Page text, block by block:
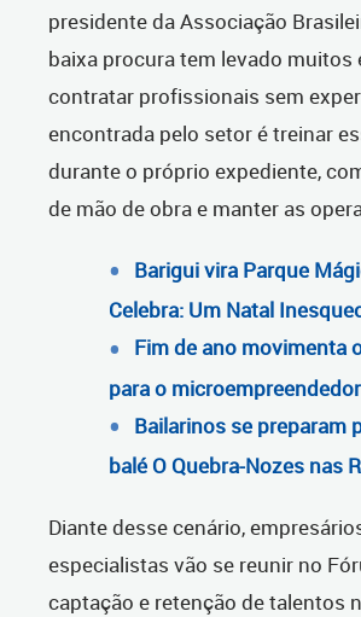
presidente da Associação
baixa procura tem levado
contratar profissionais sem
encontrada pelo setor é treinar
durante o próprio expediente,
de mão de obra e manter as
Barigui vira Parque
Celebra: Um Natal
Fim de ano movimenta
para o
Bailarinos se preparam
balé O Quebra-Nozes nas
Diante desse cenário,
especialistas vão se reunir no
captação e retenção de talentos